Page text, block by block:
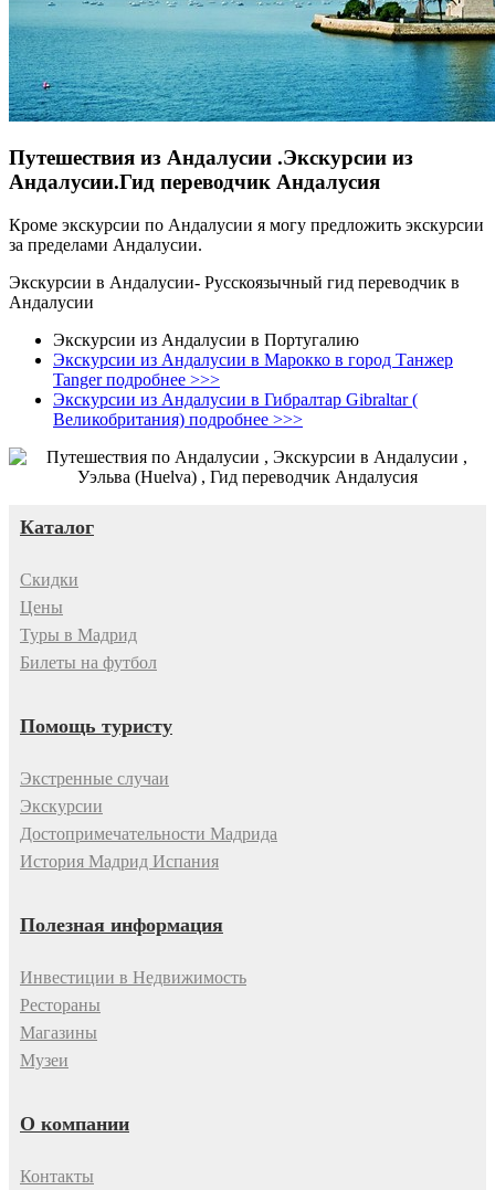
Путешествия из Андалусии .Экскурсии из
Андалусии.Гид переводчик Андалусия
Кроме экскурсии по Андалусии я могу предложить экскурсии
за пределами Андалусии.
Экскурсии в Андалусии- Русскоязычный гид переводчик в
Андалусии
Экскурсии из Андалусии в Португалию
Экскурсии из Андалусии в Марокко в город Танжер
Tanger подробнее >>>
Экскурсии из Андалусии в Гибралтар Gibraltar (
Великобритания) подробнее >>>
Каталог
Скидки
Цены
Туры в Мадрид
Билеты на футбол
Помощь туристу
Экстренные случаи
Экскурсии
Достопримечательности Мадрида
История Мадрид Испания
Полезная информация
Инвестиции в Недвижимость
Рестораны
Магазины
Музеи
О компании
Контакты